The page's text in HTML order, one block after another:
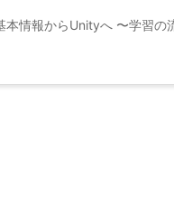
本情報からUnityへ 〜学習の